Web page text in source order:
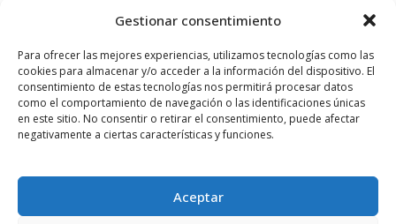
Gestionar consentimiento
Para ofrecer las mejores experiencias, utilizamos tecnologías como las
cookies para almacenar y/o acceder a la información del dispositivo. El
consentimiento de estas tecnologías nos permitirá procesar datos
como el comportamiento de navegación o las identificaciones únicas
en este sitio. No consentir o retirar el consentimiento, puede afectar
negativamente a ciertas características y funciones.
Aceptar